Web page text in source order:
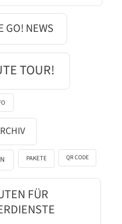
GO! NEWS
TOUR!
PAKETE QR CODE
FÜR